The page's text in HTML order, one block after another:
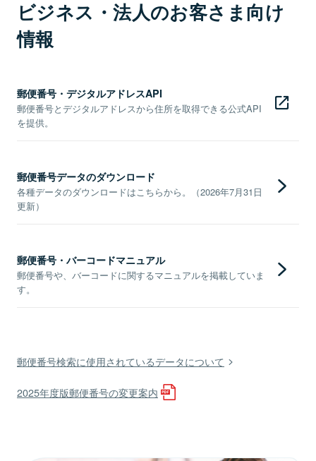
ビジネス・法人のお客さま向け
情報
郵便番号・デジタルアドレスAPI
郵便番号とデジタルアドレスから住所を取得できる公式API
を提供。
郵便番号データのダウンロード
各種データのダウンロードはこちらから。（2026年7月31日
更新）
郵便番号・バーコードマニュアル
郵便番号や、バーコードに関するマニュアルを掲載していま
す。
郵便番号検索に使用されているデータについて
2025年度版郵便番号の変更案内